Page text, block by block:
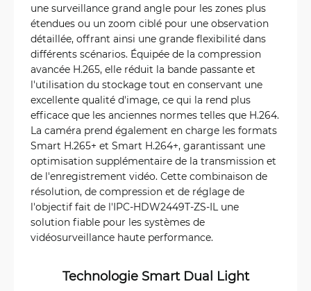
une surveillance grand angle pour les zones plus
étendues ou un zoom ciblé pour une observation
détaillée, offrant ainsi une grande flexibilité dans
différents scénarios. Équipée de la compression
avancée H.265, elle réduit la bande passante et
l'utilisation du stockage tout en conservant une
excellente qualité d'image, ce qui la rend plus
efficace que les anciennes normes telles que H.264.
La caméra prend également en charge les formats
Smart H.265+ et Smart H.264+, garantissant une
optimisation supplémentaire de la transmission et
de l'enregistrement vidéo. Cette combinaison de
résolution, de compression et de réglage de
l'objectif fait de l'IPC-HDW2449T-ZS-IL une
solution fiable pour les systèmes de
vidéosurveillance haute performance.
Technologie Smart Dual Light